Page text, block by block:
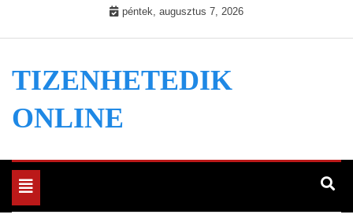
péntek, augusztus 7, 2026
TIZENHETEDIK
ONLINE
Toggle
navigation